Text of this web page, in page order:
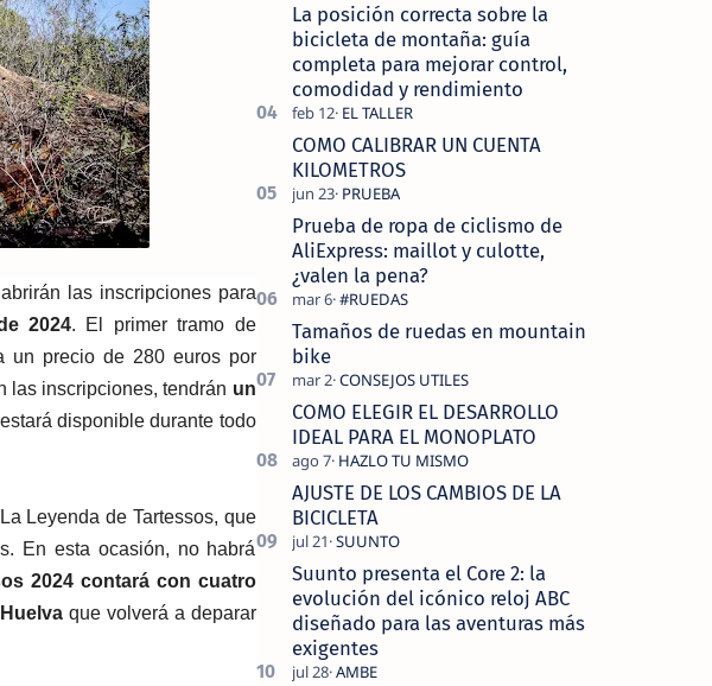
las inscripciones para
2024. El primer tramo de
un precio de 280 euros por
las inscripciones, tendrán un
disponible durante todo
Leyenda de Tartessos, que
En esta ocasión, no habrá
2024 contará con cuatro
que volverá a deparar
La posición correcta sobre la
bicicleta de montaña: guía
completa para mejorar control,
comodidad y rendimiento
COMO CALIBRAR UN CUENTA
KILOMETROS
Prueba de ropa de ciclismo de
AliExpress: maillot y culotte,
¿valen la pena?
Tamaños de ruedas en mountain
bike
COMO ELEGIR EL DESARROLLO
IDEAL PARA EL MONOPLATO
AJUSTE DE LOS CAMBIOS DE LA
BICICLETA
Suunto presenta el Core 2: la
evolución del icónico reloj ABC
diseñado para las aventuras más
exigentes